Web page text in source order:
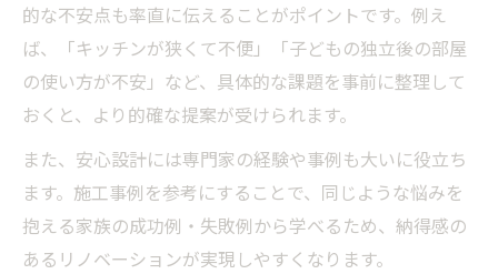
的な不安点も率直に伝えることがポイントです。例え
ば、「キッチンが狭くて不便」「子どもの独立後の部屋
の使い方が不安」など、具体的な課題を事前に整理して
おくと、より的確な提案が受けられます。
また、安心設計には専門家の経験や事例も大いに役立ち
ます。施工事例を参考にすることで、同じような悩みを
抱える家族の成功例・失敗例から学べるため、納得感の
あるリノベーションが実現しやすくなります。